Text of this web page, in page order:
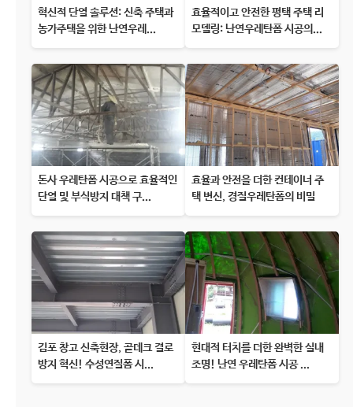
혁신적 단열 솔루션: 신축 주택과
농가주택을 위한 난연우레...
효율적이고 안전한 평택 주택 리
모델링: 난연우레탄폼 시공의...
돈사 우레탄폼 시공으로 효율적인
단열 및 부식방지 대책 구...
효율과 안전을 더한 컨테이너 주
택 변신, 경질우레탄폼의 비밀
김포 창고 신축현장, 골데크 결로
방지 혁신! 수성연질폼 시...
현대적 터치를 더한 완벽한 실내
조명! 난연 우레탄폼 시공 ...